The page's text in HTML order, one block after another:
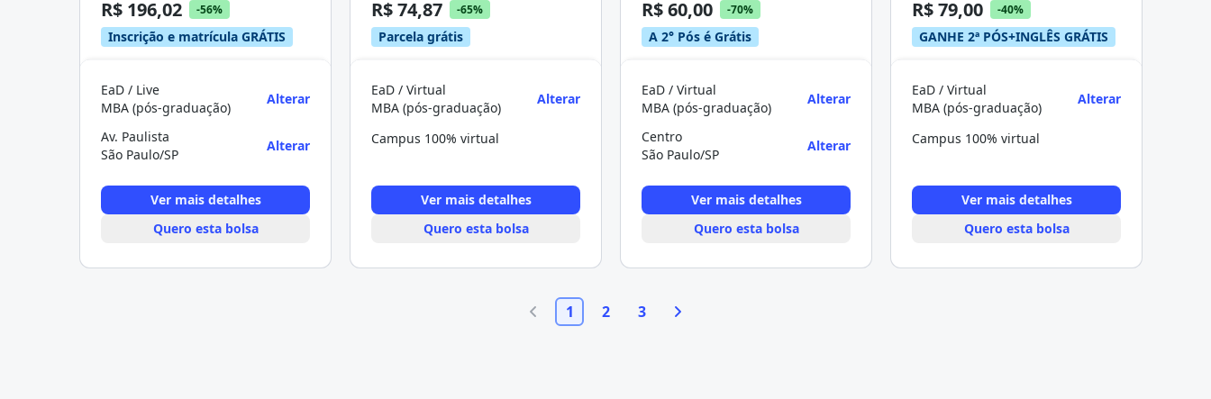
R$ 196,02 -56%
Inscrição e matrícula GRÁTIS
EaD / Live
MBA (pós-graduação)
Alterar
Av. Paulista
São Paulo/SP
Alterar
Ver mais detalhes
Quero esta bolsa
R$ 74,87 -65%
Parcela grátis
EaD / Virtual
MBA (pós-graduação)
Alterar
Campus 100% virtual
Ver mais detalhes
Quero esta bolsa
R$ 60,00 -70%
A 2° Pós é Grátis
EaD / Virtual
MBA (pós-graduação)
Alterar
Centro
São Paulo/SP
Alterar
Ver mais detalhes
Quero esta bolsa
R$ 79,00 -40%
GANHE 2ª PÓS+INGLÊS GRÁTIS
EaD / Virtual
MBA (pós-graduação)
Alterar
Campus 100% virtual
Ver mais detalhes
Quero esta bolsa
1 2 3